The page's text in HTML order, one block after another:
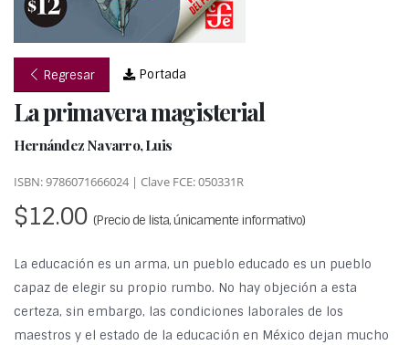
Regresar Portada
La primavera magisterial
Hernández Navarro, Luis
ISBN: 9786071666024 | Clave FCE: 050331R
$12.00 (Precio de lista, únicamente informativo)
La educación es un arma, un pueblo educado es un pueblo
capaz de elegir su propio rumbo. No hay objeción a esta
certeza, sin embargo, las condiciones laborales de los
maestros y el estado de la educación en México dejan mucho